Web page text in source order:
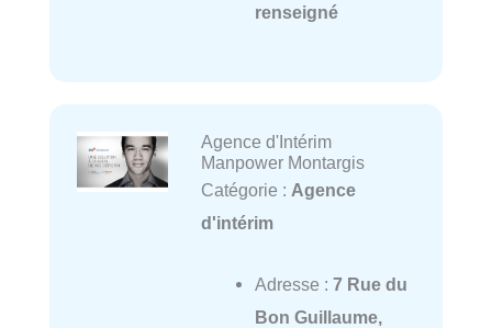
renseigné
Agence d'Intérim
Manpower Montargis
Catégorie : Agence
d'intérim
Adresse : 7 Rue du
Bon Guillaume,